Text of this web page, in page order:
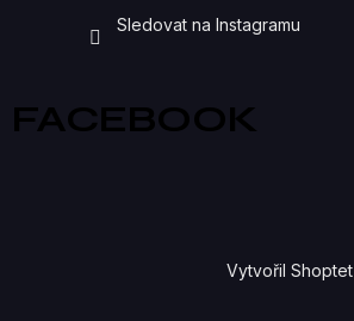
Sledovat na Instagramu
FACEBOOK
Vytvořil Shoptet